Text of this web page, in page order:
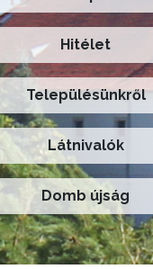
Hitélet
Településünkről
Látnivalók
Domb újság